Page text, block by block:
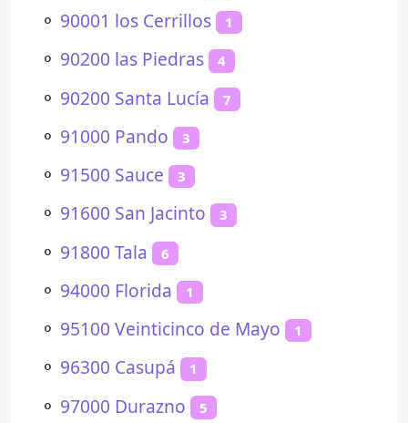
⚬ 90001 los Cerrillos 1
⚬ 90200 las Piedras 4
⚬ 90200 Santa Lucía 7
⚬ 91000 Pando 3
⚬ 91500 Sauce 3
⚬ 91600 San Jacinto 3
⚬ 91800 Tala 6
⚬ 94000 Florida 1
⚬ 95100 Veinticinco de Mayo 1
⚬ 96300 Casupá 1
⚬ 97000 Durazno 5